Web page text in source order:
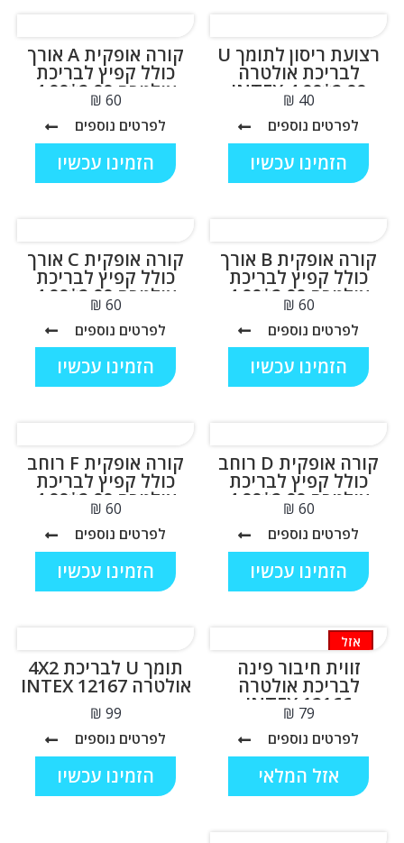
רצועת ריסון לתומך U
לבריכת אולטרה
2.00*4.00 INTEX
11981
₪
לפרטים נוספים
הזמינו עכשיו
קורה אופקית A אורך
כולל קפיץ לבריכת
אולטרה 2.00*4.00
INTEX 12161
₪
לפרטים נוספים
הזמינו עכשיו
קורה אופקית B אורך
כולל קפיץ לבריכת
אולטרה 2.00*4.00
INTEX 12162
₪
לפרטים נוספים
הזמינו עכשיו
קורה אופקית C אורך
כולל קפיץ לבריכת
אולטרה 2.00*4.00
INTEX 12163
₪
לפרטים נוספים
הזמינו עכשיו
קורה אופקית D רוחב
כולל קפיץ לבריכת
אולטרה 2.00*4.00
INTEX 12164
₪
לפרטים נוספים
הזמינו עכשיו
קורה אופקית F רוחב
כולל קפיץ לבריכת
אולטרה 2.00*4.00
INTEX 12165
₪
לפרטים נוספים
הזמינו עכשיו
אזל
המלאי
זווית חיבור פינה
לבריכת אולטרה
INTEX 12166
₪
לפרטים נוספים
אזל המלאי
תומך U לבריכת 4X2
אולטרה INTEX 12167
₪
לפרטים נוספים
הזמינו עכשיו